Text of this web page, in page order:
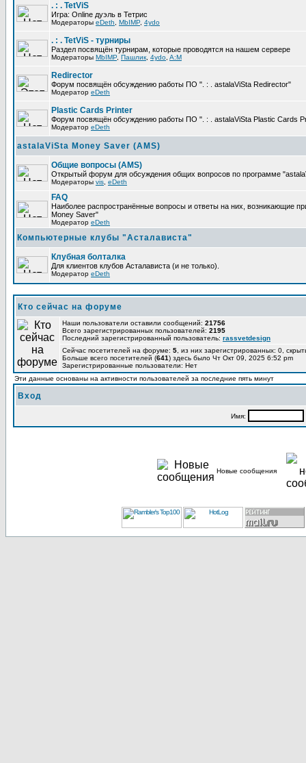
. : . TetViS
Игра: Online дуэль в Тетрис
Модераторы eDeth MbIMP 4ydo
. : . TetViS - турниры
Раздел посвящён турнирам, которые проводятся на нашем сервере
Модераторы MbIMP Пашлик 4ydo A:M
Redirector
Форум посвящён обсуждению работы ПО ". : . astalaViSta Redirector"
Модератор eDeth
Plastic Cards Printer
Форум посвящён обсуждению работы ПО ". : . astalaViSta Plastic Cards
Модератор eDeth
astalaViSta Money Saver (AMS)
Общие вопросы (AMS)
Открытый форум для обсуждения общих вопросов по программе
Модераторы vis eDeth
FAQ
Наиболее распространённые вопросы и ответы на них, возникающие
Money Saver"
Модератор eDeth
Компьютерные клубы "Асталависта"
Клубная болталка
Для клиентов клубов Асталависта (и не только).
Модератор eDeth
Кто сейчас на форуме
Наши пользователи оставили сообщений: 21756
Всего зарегистрированных пользователей: 2195
Последний зарегистрированный пользователь: rassvetdesign
Сейчас посетителей на форуме: 5 , из них зарегистрированных: 0,
Больше всего посетителей (641) здесь было Чт Окт 09, 2025 6:52 pm
Зарегистрированные пользователи: Нет
Эти данные основаны на активности пользователей за последние пять минут
Вход
Имя:
Новые сообщения